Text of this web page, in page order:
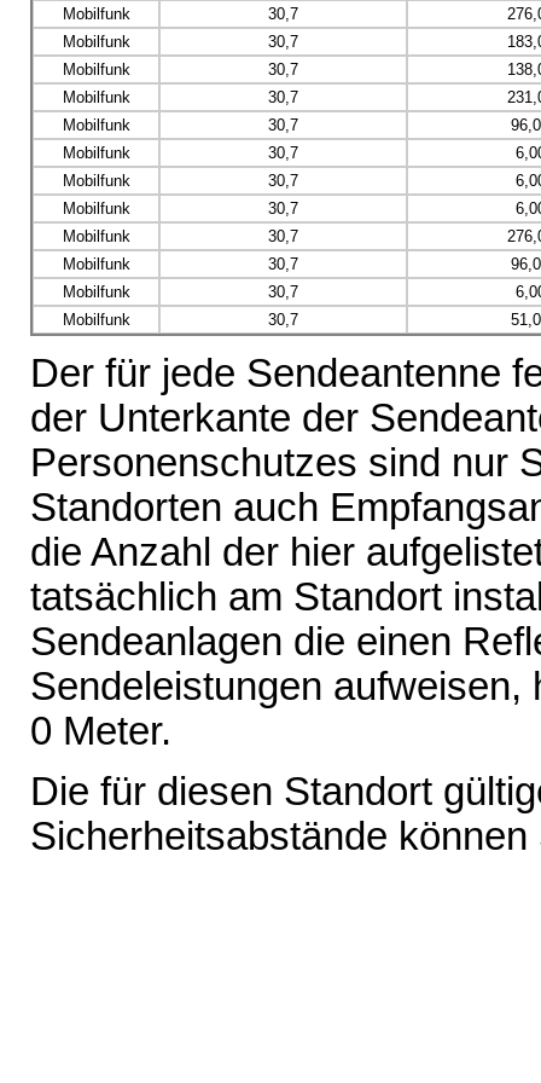
Mobilfunk 30,7
Mobilfunk
30,7
Mobilfunk
30,7
Mobilfunk
30,7
Mobilfunk
30,7
Mobilfunk
30,7
Mobilfunk
30,7
Mobilfunk
30,7
Mobilfunk
30,7
Mobilfunk
30,7
Mobilfunk
30,7
Mobilfunk
30,7
Der für jede Sendeantenne
der Unterkante der
Personenschutzes sind nur
Standorten auch
die Anzahl der hier
tatsächlich am Standort
Sendeanlagen die einen
Sendeleistungen
0 Meter.
Die für diesen Standort
Sicherheitsabstände